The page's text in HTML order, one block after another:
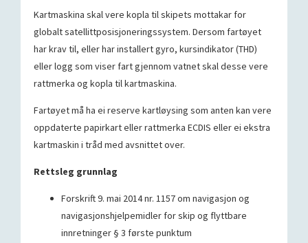
Kartmaskina skal vere kopla til skipets mottakar for
globalt satellittposisjoneringssystem. Dersom fartøyet
har krav til, eller har installert gyro, kursindikator (THD)
eller logg som viser fart gjennom vatnet skal desse vere
rattmerka og kopla til kartmaskina.
Fartøyet må ha ei reserve kartløysing som anten kan vere
oppdaterte papirkart eller rattmerka ECDIS eller ei ekstra
kartmaskin i tråd med avsnittet over.
Rettsleg grunnlag
Forskrift 9. mai 2014 nr. 1157 om navigasjon og
navigasjonshjelpemidler for skip og flyttbare
innretninger § 3 første punktum